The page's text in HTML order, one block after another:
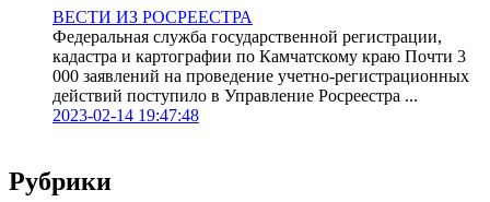
ВЕСТИ ИЗ РОСРЕЕСТРА
Федеральная служба государственной регистрации,
кадастра и картографии по Камчатскому краю Почти 3
000 заявлений на проведение учетно-регистрационных
действий поступило в Управление Росреестра ...
2023-02-14 19:47:48
Рубрики